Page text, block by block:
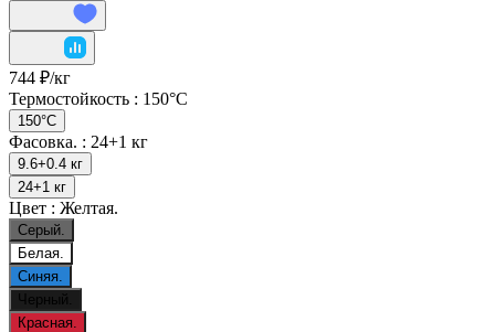
744 ₽/кг
Термостойкость : 150°C
150°C
Фасовка. : 24+1 кг
9.6+0.4 кг
24+1 кг
Цвет : Желтая.
Серый.
Белая.
Синяя.
Черный.
Красная.